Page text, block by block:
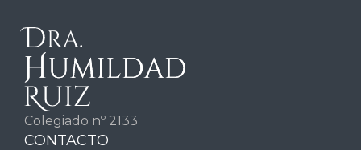
Colegiado nº 2133
CONTACTO